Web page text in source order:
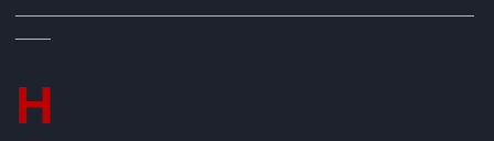
H